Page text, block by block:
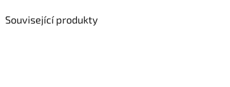
Související produkty